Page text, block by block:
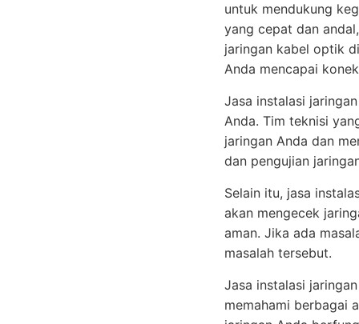
untuk mendukung
yang cepat dan
jaringan kabel optik
Anda mencapai
Jasa instalasi
Anda. Tim teknisi
jaringan Anda dan
dan pengujian
Selain itu, jasa
akan mengecek
aman. Jika ada
masalah tersebut.
Jasa instalasi
memahami berbagai